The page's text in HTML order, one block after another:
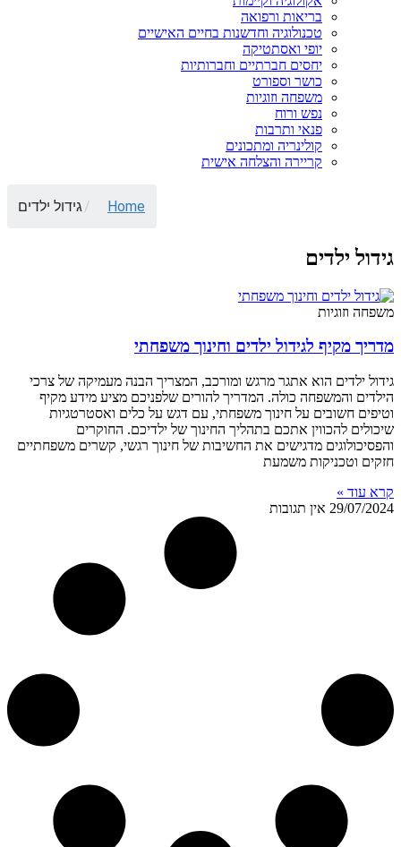
בריאות ורפואה
טכנולוגיה וחדשנות בחיים האישיים
יופי ואסתטיקה
יחסים חברתיים וחברותיות
כושר וספורט
משפחה וזוגיות
נפש ורוח
פנאי ותרבות
קולינריה ומתכונים
קריירה והצלחה אישית
Home
/ גידול ילדים
גידול ילדים
משפחה וזוגיות
מדריך מקיף לגידול ילדים וחינוך משפחתי
גידול ילדים הוא אתגר מרגש ומורכב, המצריך הבנה מעמיקה של צרכי
הילדים והמשפחה כולה. המדריך להורים שלפניכם מציע מידע מקיף
וטיפים חשובים על חינוך משפחתי, עם דגש על כלים ואסטרטגיות
שיכולים להכווין אתכם בתהליך החינוך של ילדיכם. החוקרים
והפסיכולוגים מדגישים את החשיבות של חינוך רגשי, קשרים משפחתיים
חזקים וטכניקות משמעת
קרא עוד »
29/07/2024 אין תגובות